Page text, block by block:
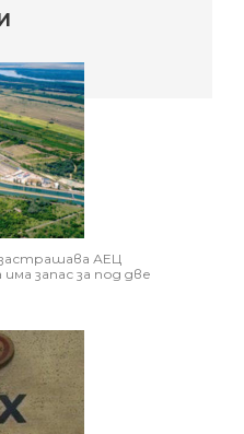
АЕЦ
запас за под две